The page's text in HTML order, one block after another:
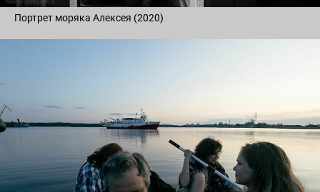
Портрет моряка Алексея (2020)